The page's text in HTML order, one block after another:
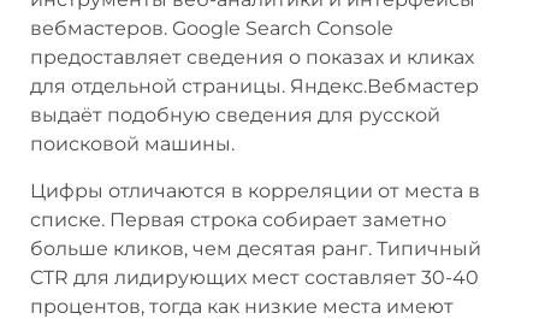
вебмастеров. Google Search Console
предоставляет сведения о показах и кликах
для отдельной страницы. Яндекс.Вебмастер
выдаёт подобную сведения для русской
поисковой машины.
Цифры отличаются в корреляции от места в
списке. Первая строка собирает заметно
больше кликов, чем десятая ранг. Типичный
CTR для лидирующих мест составляет 30-40
процентов, тогда как низкие места имеют